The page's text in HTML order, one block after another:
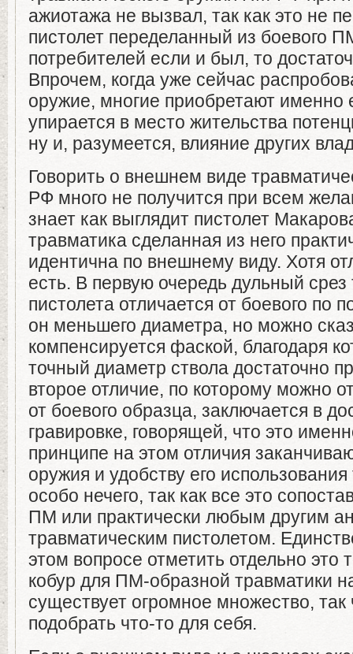
ажиотажа не вызвал, так как это не
пистолет переделанный из боевого
потребителей если и был, то
Впрочем, когда уже сейчас
оружие, многие приобретают именно
упирается в место жительства
ну и, разумеется, влияние других
Говорить о внешнем виде
РФ много не получится при всем
знает как выглядит пистолет
травматика сделанная из него
идентична по внешнему виду. Хотя
есть. В первую очередь дульный срез
пистолета отличается от боевого по
он меньшего диаметра, но можно
компенсируется фаской, благодаря
точный диаметр ствола достаточно
второе отличие, по которому можно
от боевого образца, заключается в
гравировке, говорящей, что это
принципе на этом отличия
оружия и удобству его использования
особо нечего, так как все это
ПМ или практически любым другим
травматическим пистолетом.
этом вопросе отметить отдельно это
кобур для ПМ-образной травматики
существует огромное множество,
подобрать что-то для себя.